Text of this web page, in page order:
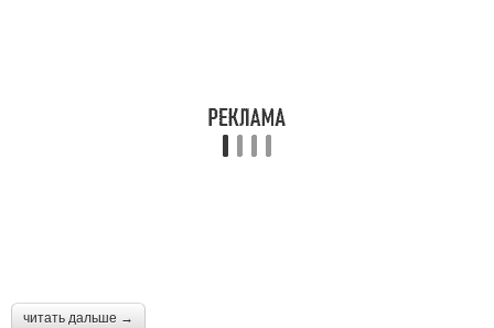
читать дальше →